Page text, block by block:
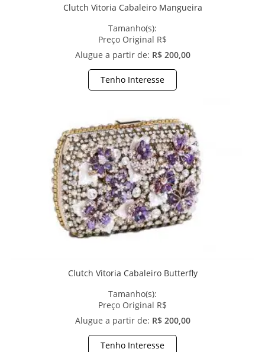
Clutch Vitoria Cabaleiro Mangueira
Tamanho(s):
Preço Original R$
Alugue a partir de: R$ 200,00
Tenho Interesse
Clutch Vitoria Cabaleiro Butterfly
Tamanho(s):
Preço Original R$
Alugue a partir de: R$ 200,00
Tenho Interesse